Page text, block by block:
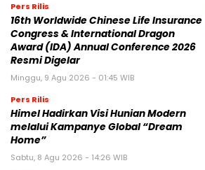
Pers Rilis
16th Worldwide Chinese Life Insurance
Congress & International Dragon
Award (IDA) Annual Conference 2026
Resmi Digelar
Minggu, 9 Agu 2026 - 01:45 WIB
Pers Rilis
Himel Hadirkan Visi Hunian Modern
melalui Kampanye Global “Dream
Home”
Sabtu, 8 Agu 2026 - 14:26 WIB